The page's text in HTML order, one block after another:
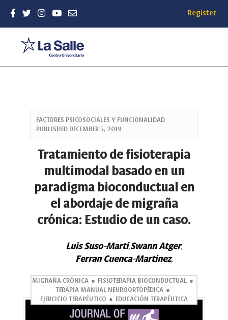
Navigation
Content
Register
FACTORES PSICOSOCIALES Y FUNCIONALIDAD
PUBLISHED DECEMBER 5, 2019
Tratamiento de fisioterapia
multimodal basado en un
paradigma bioconductual en
el abordaje de migraña
crónica: Estudio de un caso.
Luis Suso-Martí,Swann Atger,
Ferran Cuenca-Martínez,
MIGRAÑA CRÓNICA
FISIOTERAPIA BIOCONDUCTUAL
TERAPIA MANUAL NEUROORTOPÉDICA
EJERCICIO TERAPÉUTICO
EDUCACIÓN TERAPÉUTICA